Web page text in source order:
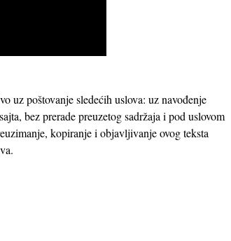
uz poštovanje sledećih uslova: uz navođenje
bez prerade preuzetog sadržaja i pod uslovom
kopiranje i objavljivanje ovog teksta